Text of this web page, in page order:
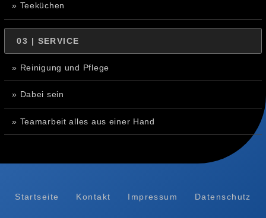
» Teeküchen
03 | SERVICE
» Reinigung und Pflege
» Dabei sein
» Teamarbeit alles aus einer Hand
Startseite Kontakt Impressum Datenschutz